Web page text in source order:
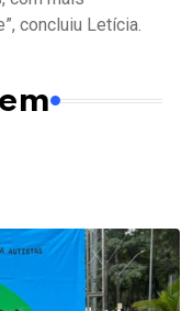
concluiu Letícia.